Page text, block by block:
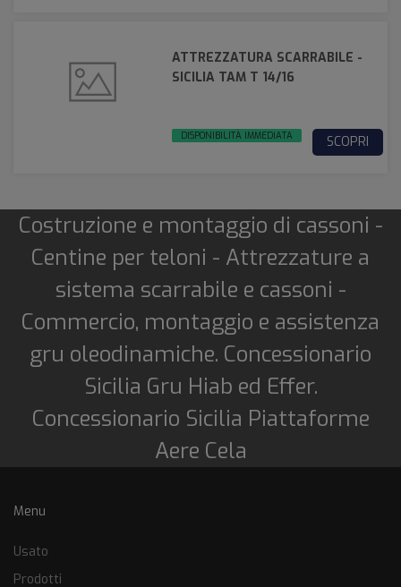
ATTREZZATURA SCARRABILE -
SICILIA TAM T 14/16
DISPONIBILITÀ IMMEDIATA SCOPRI
Costruzione e montaggio di cassoni -
Centine per teloni - Attrezzature a
sistema scarrabile e cassoni -
Commercio, montaggio e assistenza
gru oleodinamiche. Concessionario
Sicilia Gru Hiab ed Effer.
Concessionario Sicilia Piattaforme
Aere Cela
Menu
Usato
Prodotti